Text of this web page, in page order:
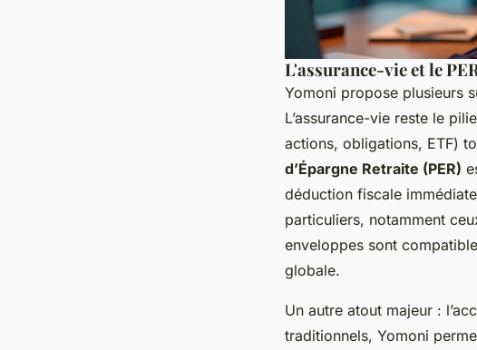
L'assurance-vie et le
Yomoni propose plusieurs
L’assurance-vie reste le
actions, obligations, ETF)
d’Épargne Retraite (PER)
déduction fiscale
particuliers, notamment
enveloppes sont
globale.
Un autre atout majeur :
traditionnels, Yomoni